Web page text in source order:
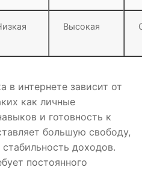
Высокая
в интернете зависит от
как личные
и готовность к
большую свободу,
доходов.
постоянного